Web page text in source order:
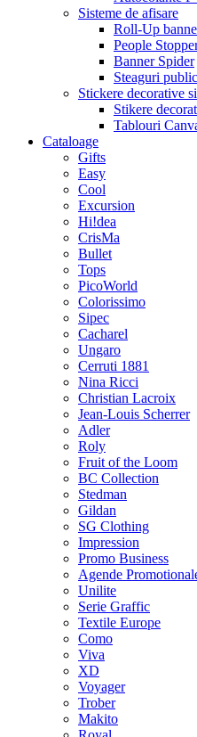
Sisteme de afisare
Roll-Up
People
Banner Spider
Steaguri
Stickere decorative
Stikere
Tablouri
Cataloage
Gifts
Easy
Cool
Excursion
Hi!dea
CrisMa
Bullet
Tops
PicoWorld
Colorissimo
Sipec
Cacharel
Ungaro
Cerruti 1881
Nina Ricci
Christian Lacroix
Jean-Louis Scherrer
Adler
Roly
Fruit of the Loom
BC Collection
Stedman
Gildan
SG Clothing
Impression
Promo Business
Agende
Unilite
Serie Graffic
Textile Europe
Como
Viva
XD
Voyager
Trober
Makito